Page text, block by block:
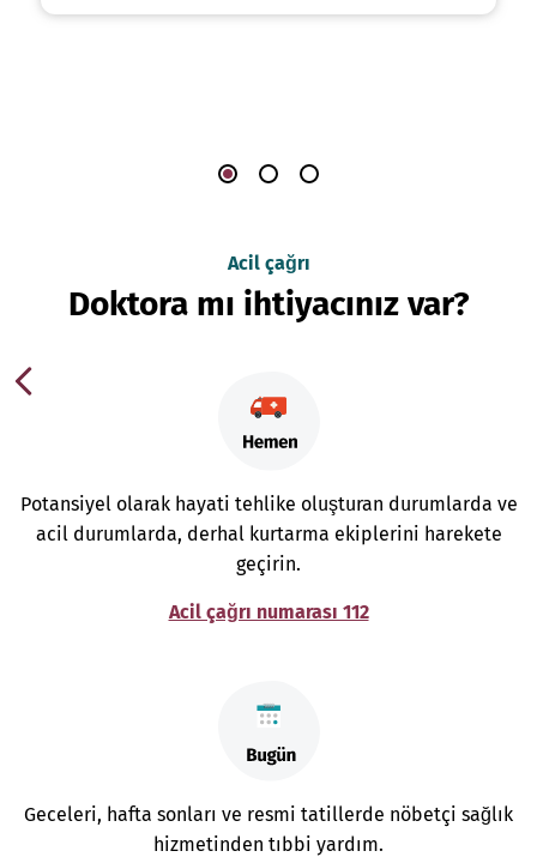
Acil çağrı
Doktora mı ihtiyacınız var?
Potansiyel olarak hayati tehlike oluşturan durumlarda ve
acil durumlarda, derhal kurtarma ekiplerini harekete
geçirin.
Acil çağrı numarası 112
Geceleri, hafta sonları ve resmi tatillerde nöbetçi sağlık
hizmetinden tıbbi yardım.